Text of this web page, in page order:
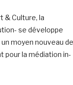
& Culture, la
se développe
moyen nouveau de
pour la médiation in-